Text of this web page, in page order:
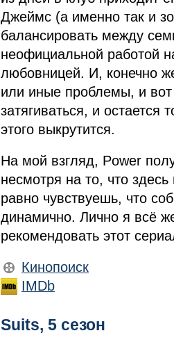
Джеймс (а именно так и
балансировать между
неофициальной работой
любовницей. И, конечно
или иные проблемы, и вот
затягиваться, и остается
этого выкрутится.
На мой взгляд, Power
несмотря на то, что
равно чувствуешь, что
динамично. Лично я всё
рекомендовать этот
Кинопоиск
IMDb
Suits, 5 сезон